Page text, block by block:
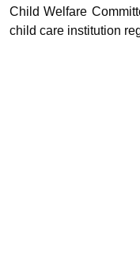
Child Welfare
child care institution